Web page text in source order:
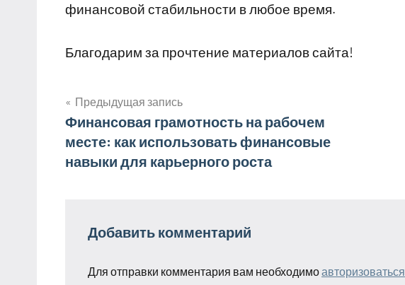
финансовой стабильности в любое время.
Благодарим за прочтение материалов сайта!
Навигация
по
Предыдущая запись
Финансовая грамотность на рабочем
месте: как использовать финансовые
навыки для карьерного роста
Добавить комментарий
Для отправки комментария вам необходимоавторизоваться